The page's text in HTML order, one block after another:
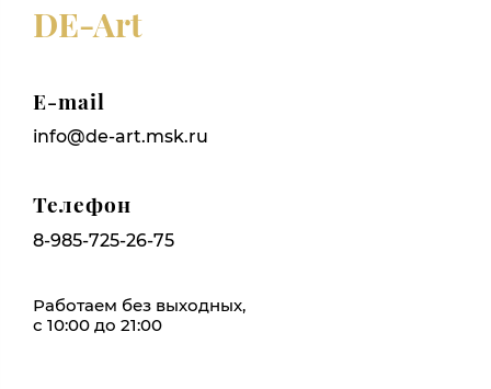
DE-Art
E-mail
info@de-art.msk.ru
Телефон
8-985-725-26-75
Работаем без выходных,
с 10:00 до 21:00